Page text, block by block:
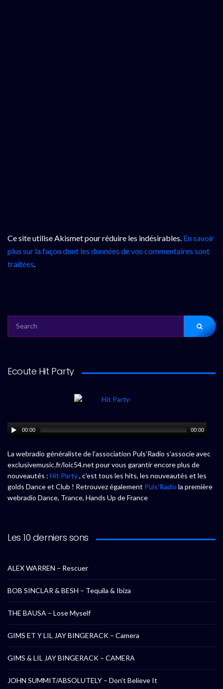
Ce site utilise Akismet pour réduire les indésirables. En savoir
plus sur la façon dont les données de vos commentaires sont
traitées.
FOR:
Ecoute Hit Party
00:00 00:00
La webradio généraliste de l’association Puls’Radio s’associe avec
exclusivemusic.fr/loic54.net pour vous garantir encore plus de
nouveautés : Hit Party, c’est tous les hits, les nouveautés et les
golds Dance et Club ! Retrouvez également Puls’Radio la première
webradio Dance, Trance, Hands Up de France
Les 10 derniers sons
ALEX WARREN – Rescuer
BOB SINCLAR & BESH – Tequila & Ibiza
THE BAUSA – Lose Myself
GIMS ET Y LIL JAY BINGERACK – Camera
GIMS & LIL JAY BINGERACK – CAMERA
JOHN SUMMIT/ABSOLUTELY – Don’t Believe It